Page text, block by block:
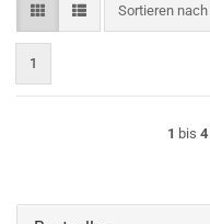
Sortieren nach
Sortieren nach
1
1 bis 4